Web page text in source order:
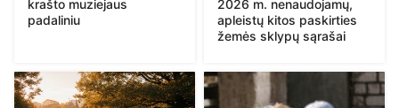
krašto muziejaus
padaliniu
2026 m. nenaudojamų,
apleistų kitos paskirties
žemės sklypų sąrašai